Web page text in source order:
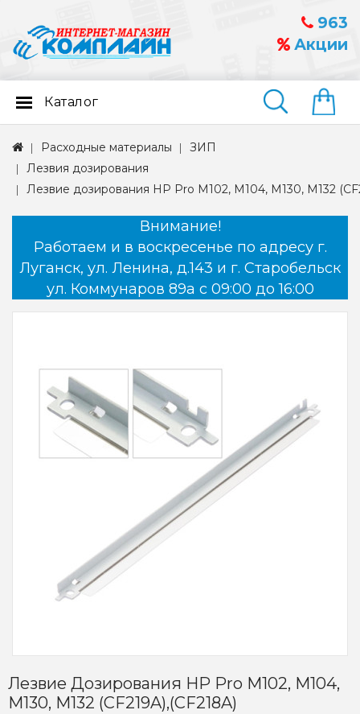
963
Акции
Найти
Каталог
Расходные материалы
ЗИП
Лезвия дозирования
Лезвие дозирования HP Pro M102, M104, M130, M132
Внимание!
Работаем и в воскресенье по адресу г.
Луганск, ул. Ленина, д.143 и г. Старобельск
ул. Коммунаров 89а с 09:00 до 16:00
Лезвие Дозирования HP Pro M102, M104,
M130, M132 (CF219A),(CF218A)